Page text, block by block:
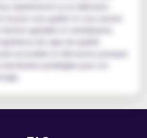
expérimenté ou un débutant,
là pour vous guider et vous assurer
d'achat agréable et satisfaisante.
de vape de qualité
prix accessible et découvrez pourquoi
destination privilégiée pour vos